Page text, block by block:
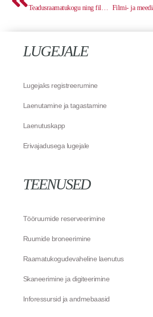
LUGEJALE
Lugejaks registreerumine
Laenutamine ja tagastamine
Laenutuskapp
Erivajadusega lugejale
TEENUSED
Tööruumide reserveerimine
Ruumide broneerimine
Raamatukogudevaheline laenutus
Skaneerimine ja digiteerimine
Inforessursid ja andmebaasid